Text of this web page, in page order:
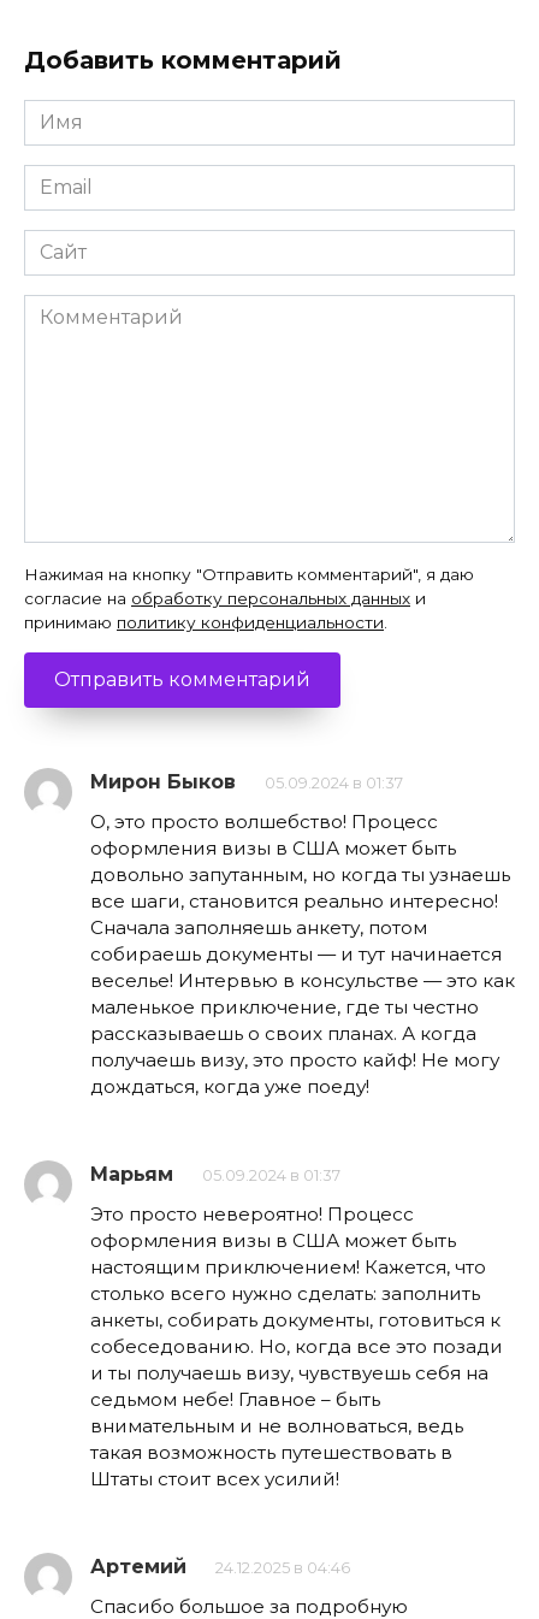
Добавить комментарий
Имя
*
Email
*
Сайт
Комментарий
Нажимая на кнопку "Отправить комментарий", я даю
согласие на обработку персональных данных и
принимаю политику конфиденциальности.
Мирон Быков 05.09.2024 в 01:37
О, это просто волшебство! Процесс
оформления визы в США может быть
довольно запутанным, но когда ты узнаешь
все шаги, становится реально интересно!
Сначала заполняешь анкету, потом
собираешь документы — и тут начинается
веселье! Интервью в консульстве — это как
маленькое приключение, где ты честно
рассказываешь о своих планах. А когда
получаешь визу, это просто кайф! Не могу
дождаться, когда уже поеду!
Марьям 05.09.2024 в 01:37
Это просто невероятно! Процесс
оформления визы в США может быть
настоящим приключением! Кажется, что
столько всего нужно сделать: заполнить
анкеты, собирать документы, готовиться к
собеседованию. Но, когда все это позади
и ты получаешь визу, чувствуешь себя на
седьмом небе! Главное – быть
внимательным и не волноваться, ведь
такая возможность путешествовать в
Штаты стоит всех усилий!
Артемий 24.12.2025 в 04:46
Спасибо большое за подробную